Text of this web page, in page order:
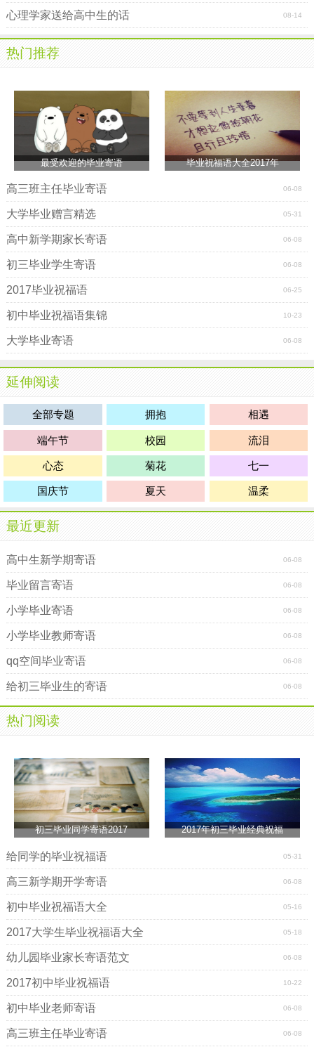
少年家人的心情自然不必像月光那样散落了本该有的质
感与润泽，少年心中怎不明了：有些事，只能一个人做。有
些关，只能一个人过。有些路啊，只能一个人走。
你们在我眼中就像一个孩子，单纯，可爱，真诚全都在
你们眼睛里，身上。我是你们的教官，也是你们生命中的一
个过客，过去了可能就不曾相识，请原谅我到现在还有些同
由。终归都是要分开，有很多的不舍都不能去抵触纪律，看
着你们的心得写的很真很感动，也很有爱。我从小黑变成了
白帅，谢谢你们赋予我这么神圣而又新奇的“名字”。如果可以
我还是不愿意离开你们，但是我并不宽广的肩上有责任，有
使命，军中男儿如钢铁，但也是会融化，我和你们一样有感
情。我也坦然的承认想到明天就要和你们分开我流了几滴
泪，但是这并不丢人。也很幸福，因为有你们，让我的生命
又多了几分姿彩。
同学们不要悲伤，面对这个现实的社会，可能过了这个
暑假你们就会忘记我。如果你们愿意也可以来部队看看我们
的生活。还有那些最熟悉的同学们，喵青，潘淑芬，头很大
的砖头还有很有责任心的石头。我最可爱的书记，还有嘎子
村的同学们郭雪颜，冯子慧。。。刚写到一半就紧急集合
了，思路没了，我也不知道该写些什么，都想不起来了，最
后要告诉同学们，有苦才有甜，要先苦后甜。自古成大事者
必先吃苦，吃得苦中苦方为人上人。你们的教官不是很帅，
但身上还是有点优点，也有缺点。希望你们吸取我身上的优
点排除缺点，我们要像杀毒软件一样，取优排次。
感谢!感谢!!感谢!!!
高中新生军训寄语(四)
青春的花开花谢，疲惫却不后悔;生命的昼日昼夜，拼搏
而不言退。在xx高中，我们将风雨同舟，用纯真的心灵憧憬
梦想的风景，用善感的思绪感悟岁月的变迁，用敏锐的头脑
洞察世事的变幻，用蓬勃的生机焕发青春的活力。
燥热的夏季已经过去，在期待与欣喜中，怡人的秋日翩
然而至。亲爱的师弟师妹们，属于你们自己的大学生活已经
悄然开始，希望你们时刻准备着，再次扬帆远航!
勃的迷彩绿。每天，他们喊着嘹亮口号把你叫醒，唱着打靶
归来与你相遇。每次擦肩而过，心中都萦绕着一点点的羡
慕，一丝丝的嫉妒，因为他们比我们年轻。
半个月的军训说短不短，说长不长。想将孩子们的不良
习惯完全克服，半个月是不够的;但是想让他们之间建立真挚
的友谊，半个月确实足够了。
随着汇报表演的临近，每个人心中既充满了兴奋与期
待，也笼罩着不舍和无奈。整个军训，最难忘的时刻莫过于
与教官们告别。送别的情景是那么令人难忘，叫人悲伤。我
很难想象还有什么样的方法能像军训一般在短短十几天中让
如此多的人对离别感到黯然魂伤。突然想起了电视里播放的
老兵退伍时的情景，一个个流血不流泪的铁血男儿在离别的
那一刻，居然泪流满面。我相信那流水都是咸的，因为真正
的泪水是很咸很咸的。
我不知道为什么军训能让人与人之间建立起如此真挚的
08-14
心理学家送给高中生的话
热门推荐
最受欢迎的毕业寄语 毕业祝福语大全2017年
06-08
高三班主任毕业寄语
05-31
大学毕业赠言精选
06-08
高中新学期家长寄语
06-08
初三毕业学生寄语
06-25
2017毕业祝福语
10-23
初中毕业祝福语集锦
06-08
大学毕业寄语
延伸阅读
全部专题 拥抱 相遇
端午节 校园 流泪
心态 菊花 七一
国庆节 夏天 温柔
最近更新
06-08
高中生新学期寄语
06-08
毕业留言寄语
06-08
小学毕业寄语
06-08
小学毕业教师寄语
06-08
qq空间毕业寄语
06-08
给初三毕业生的寄语
热门阅读
初三毕业同学寄语2017 2017年初三毕业经典祝福
05-31
给同学的毕业祝福语
06-08
高三新学期开学寄语
05-16
初中毕业祝福语大全
05-18
2017大学生毕业祝福语大全
06-08
幼儿园毕业家长寄语范文
10-22
2017初中毕业祝福语
06-08
初中毕业老师寄语
06-08
高三班主任毕业寄语